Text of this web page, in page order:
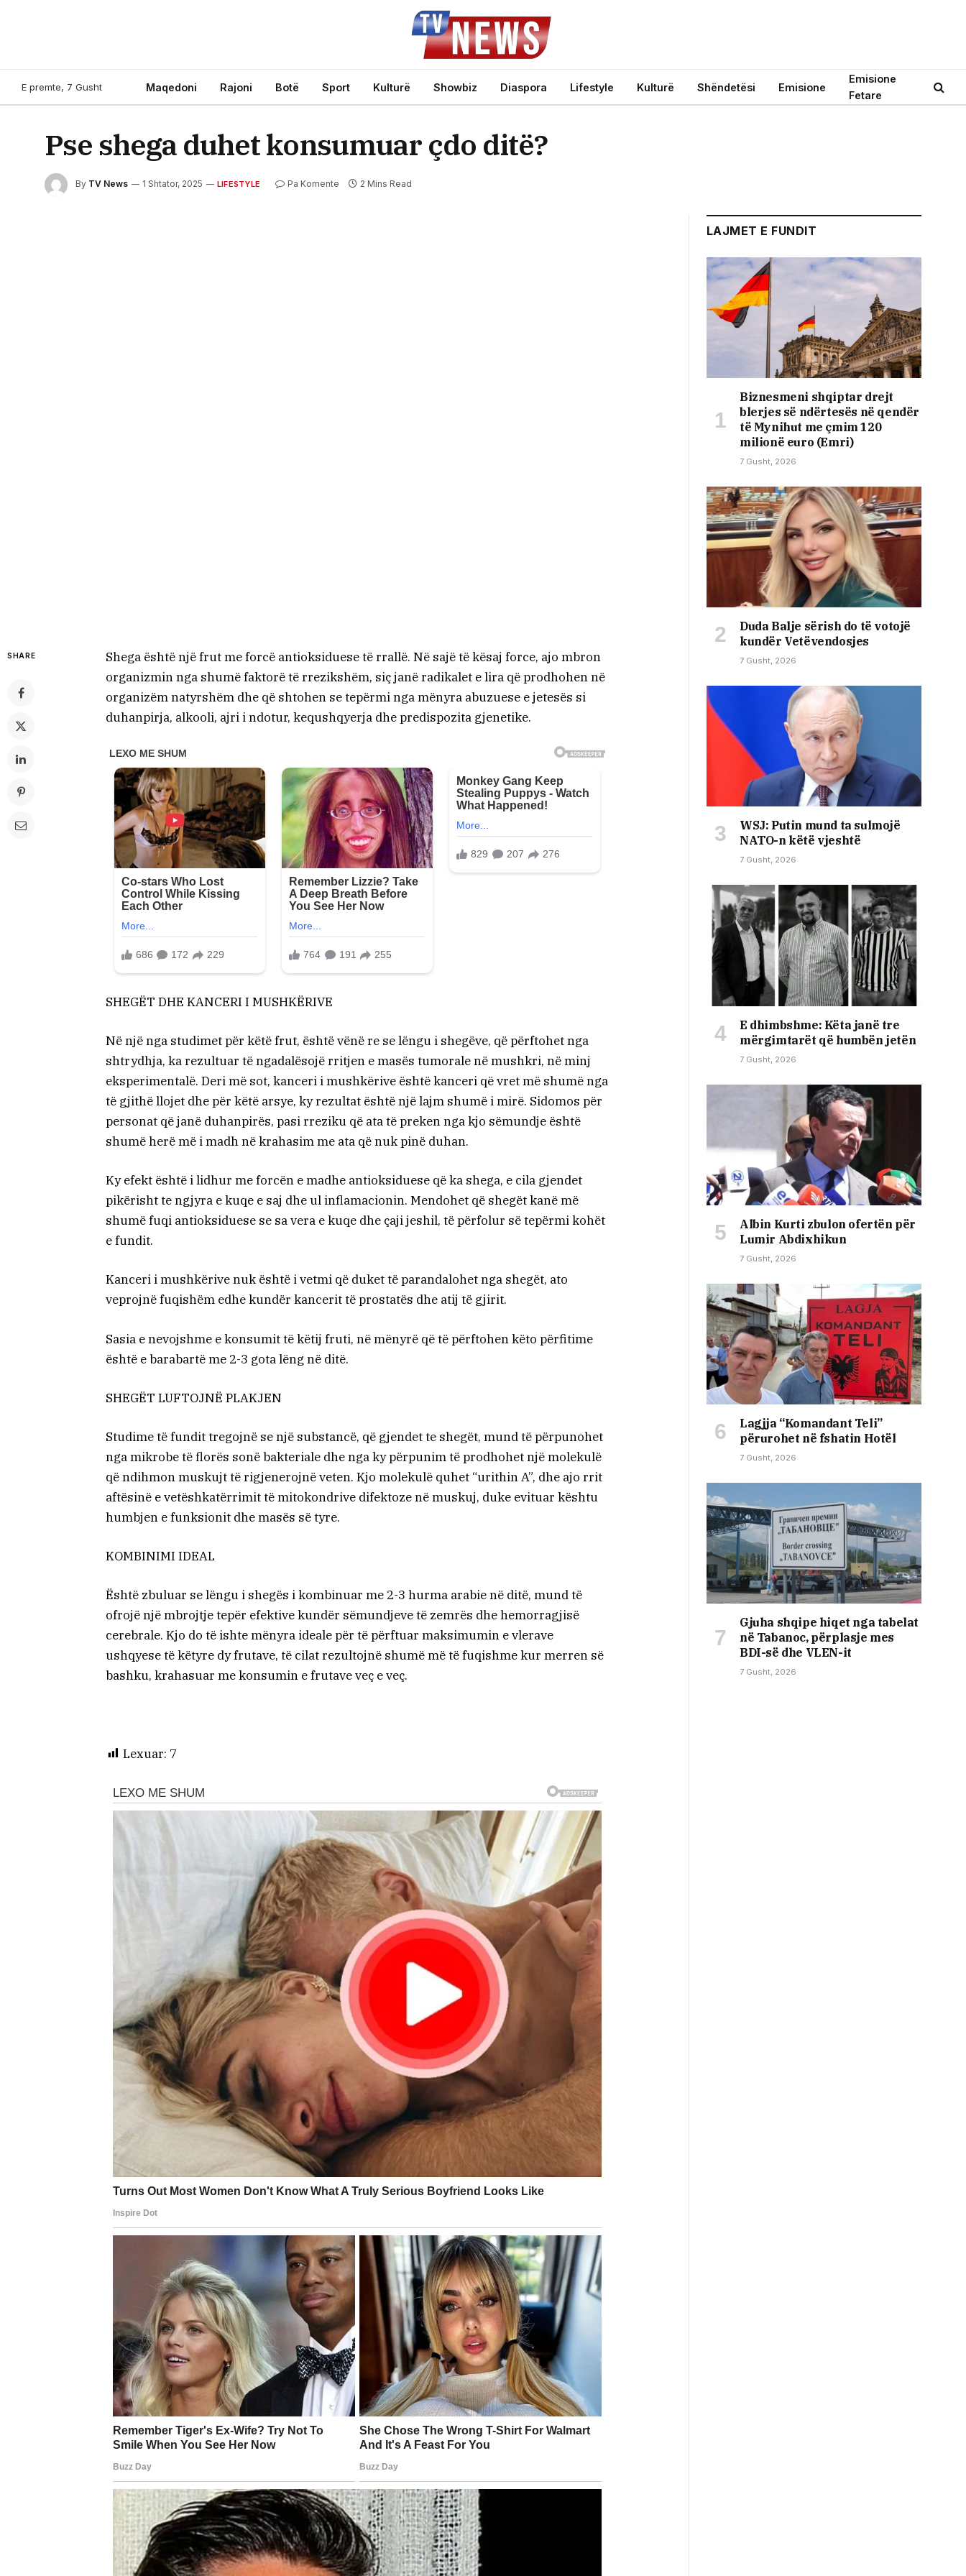
E premte, 7 Gusht Maqedoni Rajoni Botë Sport Kulturë Showbiz Diaspora Lifestyle Kulturë Shëndetësi Emisione
Emisione
Fetare
Pse shega duhet konsumuar çdo ditë?
By TV News 1 Shtator, 2025 LIFESTYLE Pa Komente 2 Mins Read
SHARE
Shega është një frut me forcë antioksiduese të rrallë. Në sajë të kësaj force, ajo mbron
organizmin nga shumë faktorë të rrezikshëm, siç janë radikalet e lira që prodhohen në
organizëm natyrshëm dhe që shtohen se tepërmi nga mënyra abuzuese e jetesës si
duhanpirja, alkooli, ajri i ndotur, kequshqyerja dhe predispozita gjenetike.
SHEGËT DHE KANCERI I MUSHKËRIVE
Në një nga studimet për këtë frut, është vënë re se lëngu i shegëve, që përftohet nga
shtrydhja, ka rezultuar të ngadalësojë rritjen e masës tumorale në mushkri, në minj
eksperimentalë. Deri më sot, kanceri i mushkërive është kanceri që vret më shumë nga
të gjithë llojet dhe për këtë arsye, ky rezultat është një lajm shumë i mirë. Sidomos për
personat që janë duhanpirës, pasi rreziku që ata të preken nga kjo sëmundje është
shumë herë më i madh në krahasim me ata që nuk pinë duhan.
Ky efekt është i lidhur me forcën e madhe antioksiduese që ka shega, e cila gjendet
pikërisht te ngjyra e kuqe e saj dhe ul inflamacionin. Mendohet që shegët kanë më
shumë fuqi antioksiduese se sa vera e kuqe dhe çaji jeshil, të përfolur së tepërmi kohët
e fundit.
Kanceri i mushkërive nuk është i vetmi që duket të parandalohet nga shegët, ato
veprojnë fuqishëm edhe kundër kancerit të prostatës dhe atij të gjirit.
Sasia e nevojshme e konsumit të këtij fruti, në mënyrë që të përftohen këto përfitime
është e barabartë me 2-3 gota lëng në ditë.
SHEGËT LUFTOJNË PLAKJEN
Studime të fundit tregojnë se një substancë, që gjendet te shegët, mund të përpunohet
nga mikrobe të florës sonë bakteriale dhe nga ky përpunim të prodhohet një molekulë
që ndihmon muskujt të rigjenerojnë veten. Kjo molekulë quhet “urithin A”, dhe ajo rrit
aftësinë e vetëshkatërrimit të mitokondrive difektoze në muskuj, duke evituar kështu
humbjen e funksionit dhe masës së tyre.
KOMBINIMI IDEAL
Është zbuluar se lëngu i shegës i kombinuar me 2-3 hurma arabie në ditë, mund të
ofrojë një mbrojtje tepër efektive kundër sëmundjeve të zemrës dhe hemorragjisë
cerebrale. Kjo do të ishte mënyra ideale për të përftuar maksimumin e vlerave
ushqyese të këtyre dy frutave, të cilat rezultojnë shumë më të fuqishme kur merren së
bashku, krahasuar me konsumin e frutave veç e veç.
Lexuar: 7
LAJMET E FUNDIT
Biznesmeni shqiptar drejt
blerjes së ndërtesës në qendër
të Mynihut me çmim 120
milionë euro (Emri)
7 Gusht, 2026
Duda Balje sërish do të votojë
kundër Vetëvendosjes
7 Gusht, 2026
WSJ: Putin mund ta sulmojë
NATO-n këtë vjeshtë
7 Gusht, 2026
E dhimbshme: Këta janë tre
mërgimtarët që humbën jetën
7 Gusht, 2026
Albin Kurti zbulon ofertën për
Lumir Abdixhikun
7 Gusht, 2026
Lagjja “Komandant Teli”
përurohet në fshatin Hotël
7 Gusht, 2026
Gjuha shqipe hiqet nga tabelat
në Tabanoc, përplasje mes
BDI-së dhe VLEN-it
7 Gusht, 2026